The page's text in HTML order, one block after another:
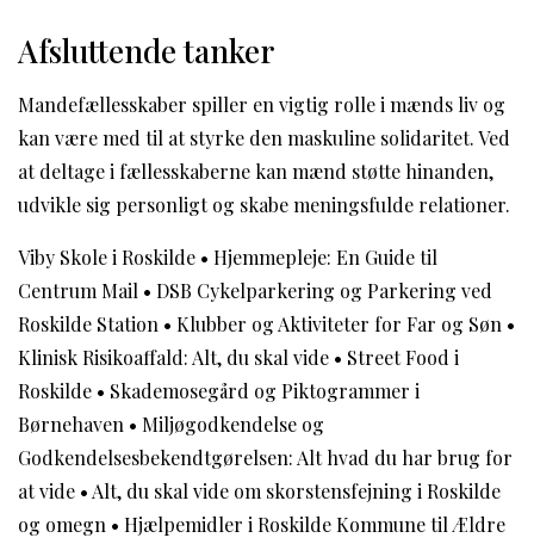
Afsluttende tanker
Mandefællesskaber spiller en vigtig rolle i mænds liv og
kan være med til at styrke den maskuline solidaritet. Ved
at deltage i fællesskaberne kan mænd støtte hinanden,
udvikle sig personligt og skabe meningsfulde relationer.
Viby Skole i Roskilde • Hjemmepleje: En Guide til
Centrum Mail • DSB Cykelparkering og Parkering ved
Roskilde Station • Klubber og Aktiviteter for Far og Søn •
Klinisk Risikoaffald: Alt, du skal vide • Street Food i
Roskilde • Skademosegård og Piktogrammer i
Børnehaven • Miljøgodkendelse og
Godkendelsesbekendtgørelsen: Alt hvad du har brug for
at vide • Alt, du skal vide om skorstensfejning i Roskilde
og omegn • Hjælpemidler i Roskilde Kommune til Ældre